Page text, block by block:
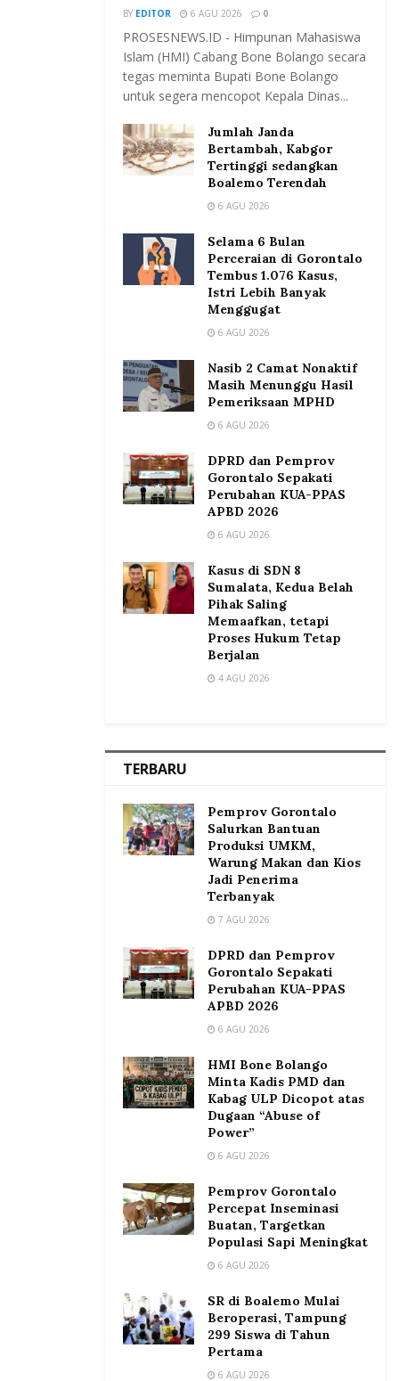
BY EDITOR 6 AGU 2026 0
PROSESNEWS.ID - Himpunan Mahasiswa
Islam (HMI) Cabang Bone Bolango secara
tegas meminta Bupati Bone Bolango
untuk segera mencopot Kepala Dinas...
Jumlah Janda
Bertambah, Kabgor
Tertinggi sedangkan
Boalemo Terendah
6 AGU 2026
Selama 6 Bulan
Perceraian di Gorontalo
Tembus 1.076 Kasus,
Istri Lebih Banyak
Menggugat
6 AGU 2026
Nasib 2 Camat Nonaktif
Masih Menunggu Hasil
Pemeriksaan MPHD
6 AGU 2026
DPRD dan Pemprov
Gorontalo Sepakati
Perubahan KUA-PPAS
APBD 2026
6 AGU 2026
Kasus di SDN 8
Sumalata, Kedua Belah
Pihak Saling
Memaafkan, tetapi
Proses Hukum Tetap
Berjalan
4 AGU 2026
TERBARU
Pemprov Gorontalo
Salurkan Bantuan
Produksi UMKM,
Warung Makan dan Kios
Jadi Penerima
Terbanyak
7 AGU 2026
DPRD dan Pemprov
Gorontalo Sepakati
Perubahan KUA-PPAS
APBD 2026
6 AGU 2026
HMI Bone Bolango
Minta Kadis PMD dan
Kabag ULP Dicopot atas
Dugaan “Abuse of
Power”
6 AGU 2026
Pemprov Gorontalo
Percepat Inseminasi
Buatan, Targetkan
Populasi Sapi Meningkat
6 AGU 2026
SR di Boalemo Mulai
Beroperasi, Tampung
299 Siswa di Tahun
Pertama
6 AGU 2026